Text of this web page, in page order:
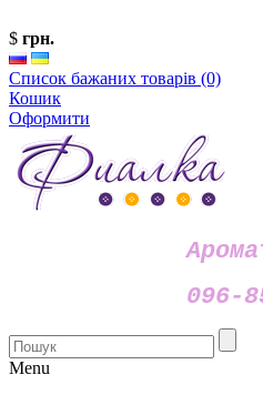
$ грн.
Список бажаних товарів (0)
Кошик
Оформити
096-
Menu